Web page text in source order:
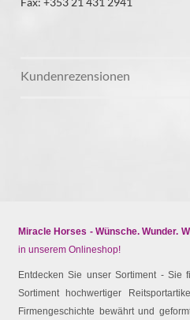
Kundenrezensionen
Miracle Horses - Wünsche. Wunder.
in unserem Onlineshop!
Entdecken Sie unser Sortiment - Sie
Sortiment hochwertiger
Firmengeschichte bewährt und